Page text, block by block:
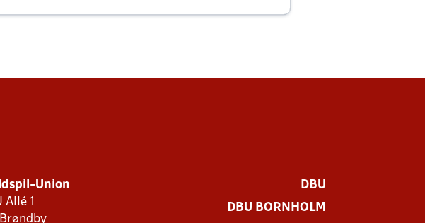
Union
Allé 1
DBU
DBU BORNHOLM